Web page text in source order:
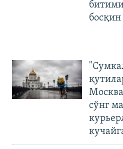
босқин
сўнг